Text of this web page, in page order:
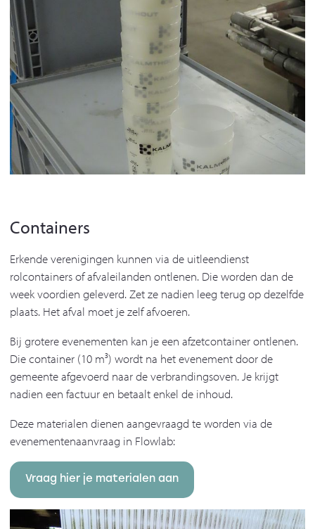
Containers
Erkende verenigingen kunnen via de uitleendienst
rolcontainers of afvaleilanden ontlenen. Die worden dan de
week voordien geleverd. Zet ze nadien leeg terug op dezelfde
plaats. Het afval moet je zelf afvoeren.
Bij grotere evenementen kan je een afzetcontainer ontlenen.
Die container (10 m³) wordt na het evenement door de
gemeente afgevoerd naar de verbrandingsoven. Je krijgt
nadien een factuur en betaalt enkel de inhoud.
Deze materialen dienen aangevraagd te worden via de
evenementenaanvraag in Flowlab:
Vraag hier je materialen aan